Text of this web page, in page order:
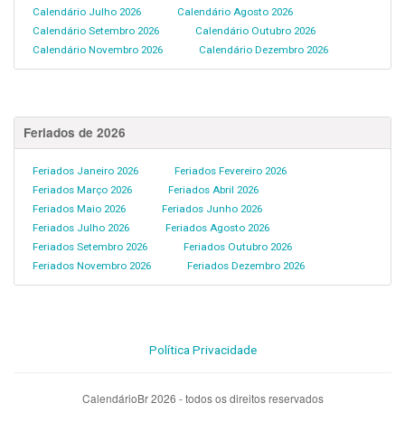
Calendário Julho 2026
Calendário Agosto 2026
Calendário Setembro 2026
Calendário Outubro 2026
Calendário Novembro 2026
Calendário Dezembro 2026
Feriados de 2026
Feriados Janeiro 2026
Feriados Fevereiro 2026
Feriados Março 2026
Feriados Abril 2026
Feriados Maio 2026
Feriados Junho 2026
Feriados Julho 2026
Feriados Agosto 2026
Feriados Setembro 2026
Feriados Outubro 2026
Feriados Novembro 2026
Feriados Dezembro 2026
Política Privacidade
CalendárioBr 2026 - todos os direitos reservados